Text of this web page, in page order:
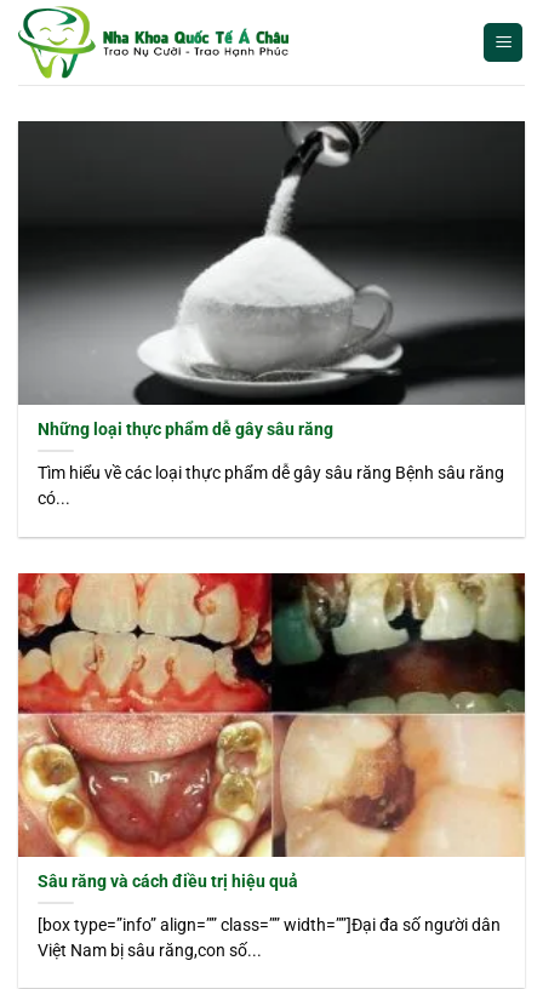
qua
Những loại thực phẩm dễ gây sâu răng
Tìm hiểu về các loại thực phẩm dễ gây sâu răng Bệnh sâu răng
có...
Sâu răng và cách điều trị hiệu quả
[box type=”info” align=”” class=”” width=””]Đại đa số người dân
Việt Nam bị sâu răng,con số...